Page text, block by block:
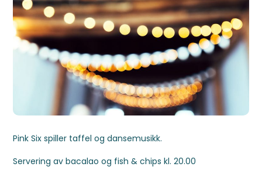
Pink Six spiller taffel og dansemusikk.
Servering av bacalao og fish & chips kl. 20.00